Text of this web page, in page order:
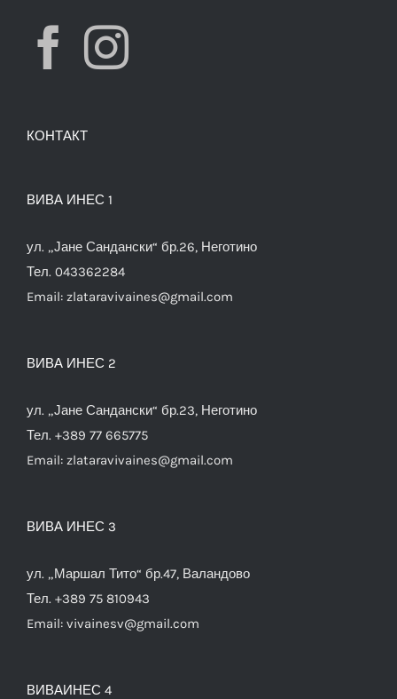
КОНТАКТ
ВИВА ИНЕС 1
ул. „Јане Сандански“ бр.26, Неготино
Тел. 043362284
Email: zlataravivaines@gmail.com
ВИВА ИНЕС 2
ул. „Јане Сандански“ бр.23, Неготино
Тел. +389 77 665775
Email: zlataravivaines@gmail.com
ВИВА ИНЕС 3
ул. „Маршал Тито“ бр.47, Валандово
Тел. +389 75 810943
Email: vivainesv@gmail.com
ВИВАИНЕС 4